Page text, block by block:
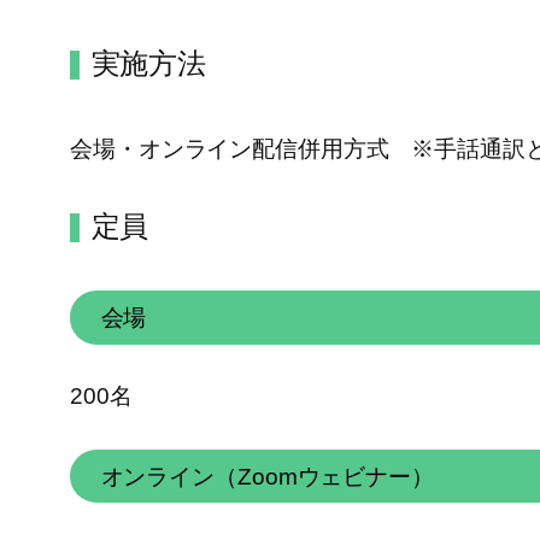
実施方法
会場・オンライン配信併用方式 ※手話通訳
定員
会場
200名
オンライン（Zoomウェビナー）